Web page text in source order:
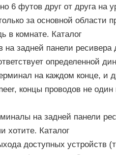
6 футов друг от друга на
за основной области
в комнате. Каталог
задней панели ресивера
определенной
на каждом конце, и
концы проводов не один
на задней панели
хотите. Каталог
доступных устройств